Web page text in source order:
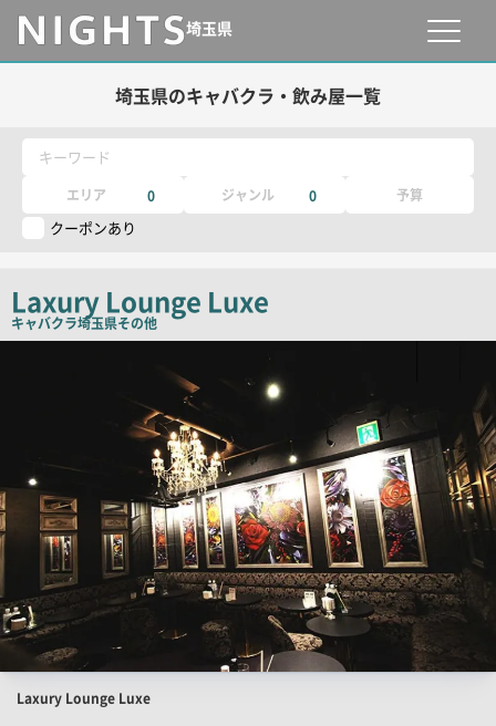
埼玉県
埼玉県のキャバクラ・飲み屋一覧
キーワード
エリア 0 ジャンル 0 予算
クーポンあり
Laxury Lounge Luxe
キャバクラ埼玉県その他
店
店
Laxury Lounge Luxe